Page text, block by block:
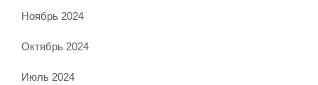
Ноябрь 2024
Октябрь 2024
Июль 2024